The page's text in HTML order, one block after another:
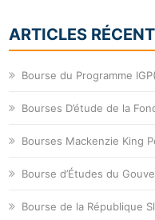
ARTICLES
Bourse du Programme
Bourses D’étude de la
Bourses Mackenzie King
Bourse d’Études du
Bourse de la République